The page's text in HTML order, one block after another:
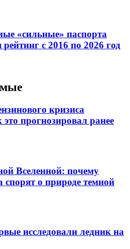
«сильные» паспорта
с 2016 по 2026 год
кризиса
прогнозировал ранее
Вселенной: почему
спорят о природе темной
исследовали ледник на